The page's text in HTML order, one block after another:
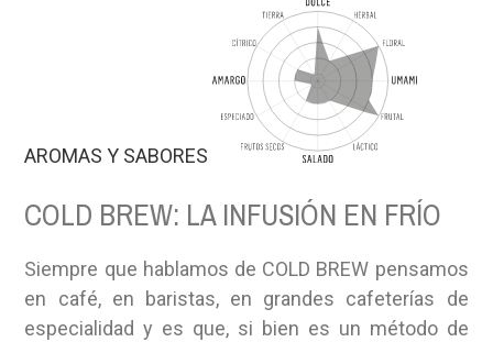
AROMAS Y SABORES
COLD BREW: LA INFUSIÓN EN FRÍO
Siempre que hablamos de COLD BREW pensamos
en café, en baristas, en grandes cafeterías de
especialidad y es que, si bien es un método de